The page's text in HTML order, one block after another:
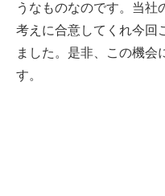
うなものなのです。当社
考えに合意してくれ今回
ました。是非、この機会
す。